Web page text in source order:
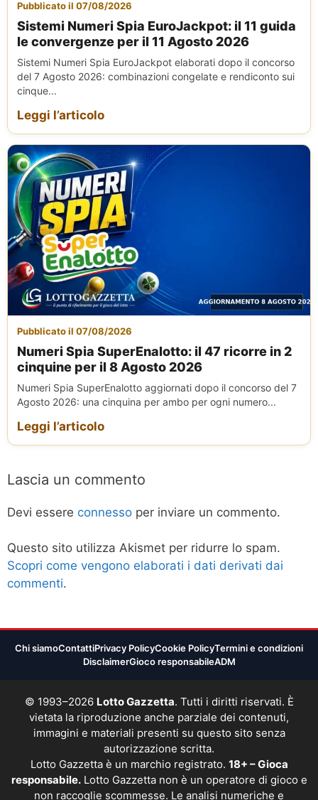
Pubblicato il 07/08/2026
Sistemi Numeri Spia EuroJackpot: il 11 guida
le convergenze per il 11 Agosto 2026
Sistemi Numeri Spia EuroJackpot elaborati dopo il concorso
del 7 Agosto 2026: combinazioni congelate e rendiconto sui
cinque...
Leggi l’articolo
Pubblicato il 07/08/2026
Numeri Spia SuperEnalotto: il 47 ricorre in 2
cinquine per il 8 Agosto 2026
Numeri Spia SuperEnalotto aggiornati dopo il concorso del 7
Agosto 2026: una cinquina per ambo per ogni numero...
Leggi l’articolo
Lascia un commento
Devi essere connesso per inviare un commento.
Questo sito utilizza Akismet per ridurre lo spam.
Scopri come vengono elaborati i dati derivati dai
commenti.
Chi siamoContattiPrivacy PolicyCookie PolicyTermini e condizioni
DisclaimerGioco responsabileADM
© 1993–2026 Lotto Gazzetta. Tutti i diritti riservati. È
vietata la riproduzione anche parziale dei contenuti,
immagini e materiali presenti su questo sito senza
autorizzazione scritta.
Lotto Gazzetta è un marchio registrato. 18+ – Gioca
responsabile.Lotto Gazzetta non è un operatore di gioco e
non raccoglie scommesse. Le analisi numeriche e